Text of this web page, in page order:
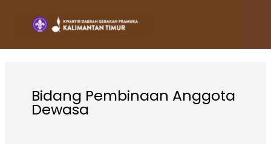
Bidang Pembinaan Anggota
Dewasa